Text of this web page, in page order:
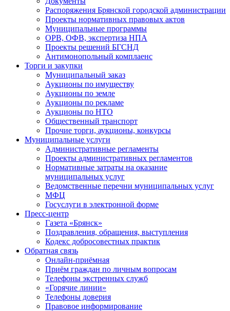
Распоряжения Брянской городской администрации
Проекты нормативных правовых актов
Муниципальные программы
ОРВ, ОФВ, экспертиза НПА
Проекты решений БГСНД
Антимонопольный комплаенс
Торги и закупки
Муниципальный заказ
Аукционы по имуществу
Аукционы по земле
Аукционы по рекламе
Аукционы по НТО
Общественный транспорт
Прочие торги, аукционы, конкурсы
Муниципальные услуги
Административные регламенты
Проекты административных регламентов
Нормативные затраты на оказание
муниципальных услуг
Ведомственные перечни муниципальных услуг
МФЦ
Госуслуги в электронной форме
Пресс-центр
Газета «Брянск»
Поздравления, обращения, выступления
Кодекс добросовестных практик
Обратная связь
Онлайн-приёмная
Приём граждан по личным вопросам
Телефоны экстренных служб
«Горячие линии»
Телефоны доверия
Правовое информирование